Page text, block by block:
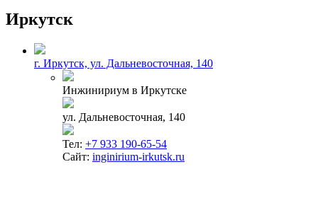
Иркутск
г. Иркутск, ул. Дальневосточная, 140
Инжинириум в Иркутске
ул. Дальневосточная, 140
Тел: +7 933 190-65-54
Сайт: inginirium-irkutsk.ru